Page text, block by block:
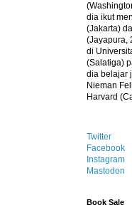
dia ikut
(Jakarta)
(Jayapura,
di
(Salatiga)
dia belajar
Nieman
Harvard
Twitter
Facebook
Instagram
Mastodon
Book Sale